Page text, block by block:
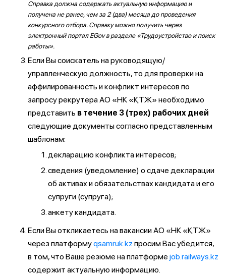
Справка должна содержать актуальную информацию и
получена не ранее, чем за 2 (два) месяца до проведения
конкурсного отбора. Справку можно получить через
электронный портал EGov в разделе «Трудоустройство и поиск
работы».
Если Вы соискатель на руководящую/
управленческую должность, то для проверки на
аффилированность и конфликт интересов по
запросу рекрутера АО «НК «ҚТЖ» необходимо
представить в течение 3 (трех) рабочих дней
следующие документы согласно представленным
шаблонам:
декларацию конфликта интересов;
сведения (уведомление) о сдаче декларации
об активах и обязательствах кандидата и его
супруги (супруга);
анкету кандидата.
Если Вы откликаетесь на вакансии АО «НК «ҚТЖ»
через платформуqsamruk.kz просим Вас убедится,
в том, что Ваше резюме на платформе job.railways.kz
содержит актуальную информацию.